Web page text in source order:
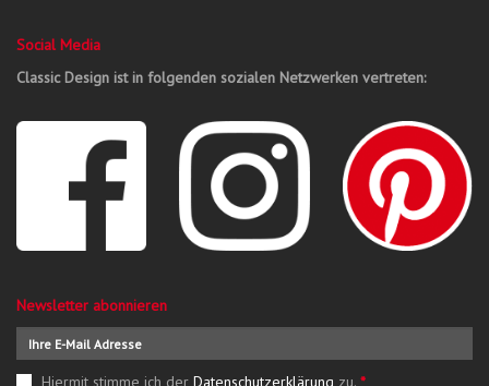
Social Media
Classic Design ist in folgenden sozialen Netzwerken vertreten:
Newsletter abonnieren
Hiermit stimme ich der Datenschutzerklärung zu. *